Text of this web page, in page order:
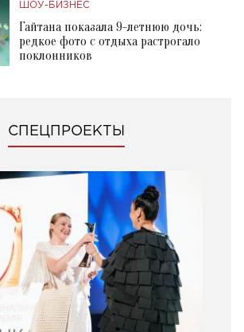
ШОУ-БИЗНЕС
Гайтана показала 9-летнюю дочь:
редкое фото с отдыха растрогало
поклонников
СПЕЦПРОЕКТЫ